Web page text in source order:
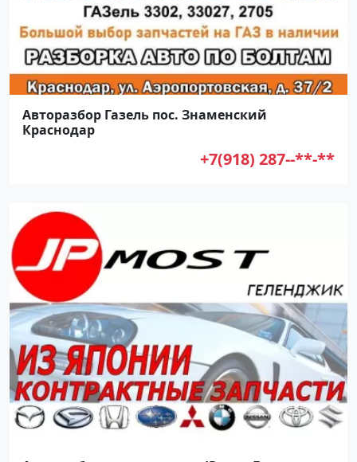
Авторазбор Газель пос. Знаменский
Краснодар
+7(918) 287--**-**